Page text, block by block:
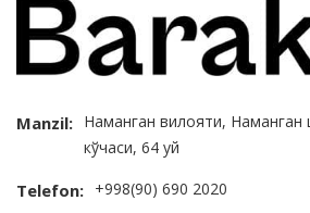
Manzil: Наманган вилояти,
кўчаси, 64 уй
Telefon: +998(90) 690 2020